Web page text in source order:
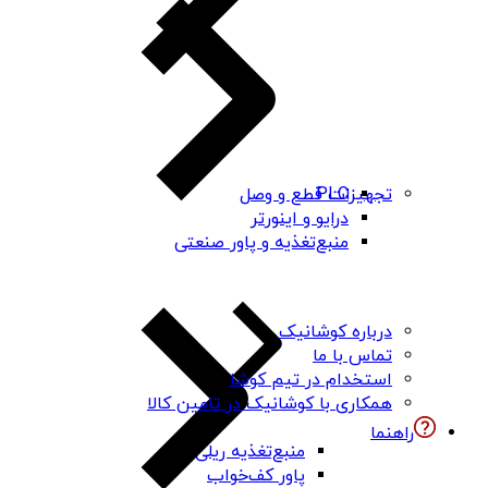
PLC
درایو و اینورتر
منبع‌تغذیه و پاور صنعتی
منبع‌تغذیه ریلی
پاور کف‌خواب
تجهیزات قطع و وصل
درباره کوشانیک
تماس با ما
استخدام در تیم کوشا
همکاری با کوشانیک در تامین کالا
راهنما